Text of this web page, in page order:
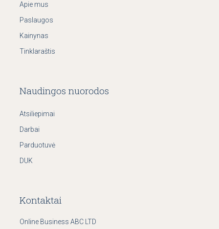
Apie mus
Paslaugos
Kainynas
Tinklaraštis
Naudingos nuorodos
Atsiliepimai
Darbai
Parduotuvė
DUK
Kontaktai
Online Business ABC LTD